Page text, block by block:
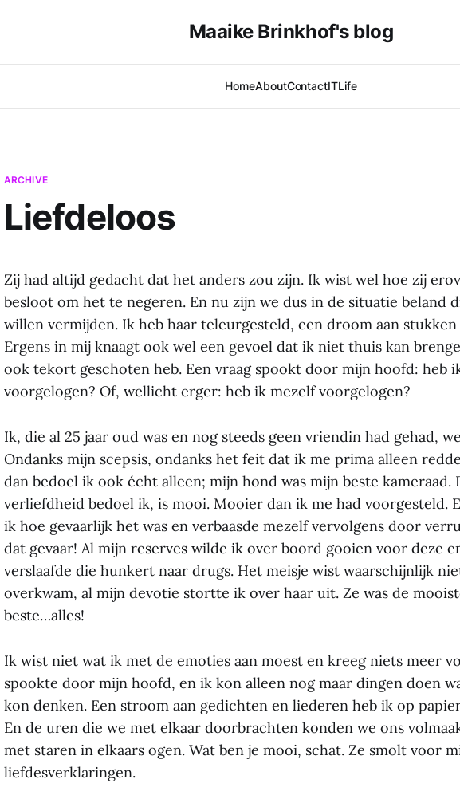
Maaike Brinkhof's blog
HomeAboutContactITLife
ARCHIVE
Liefdeloos
Zij had altijd gedacht dat het anders zou zijn. Ik wist wel hoe zij
besloot om het te negeren. En nu zijn we dus in de situatie beland
willen vermijden. Ik heb haar teleurgesteld, een droom aan
Ergens in mij knaagt ook wel een gevoel dat ik niet thuis kan
ook tekort geschoten heb. Een vraag spookt door mijn hoofd: heb
voorgelogen? Of, wellicht erger: heb ik mezelf voorgelogen?
Ik, die al 25 jaar oud was en nog steeds geen vriendin had gehad,
Ondanks mijn scepsis, ondanks het feit dat ik me prima alleen
dan bedoel ik ook écht alleen; mijn hond was mijn beste kameraad.
verliefdheid bedoel ik, is mooi. Mooier dan ik me had voorgesteld.
ik hoe gevaarlijk het was en verbaasde mezelf vervolgens door
dat gevaar! Al mijn reserves wilde ik over boord gooien voor deze
verslaafde die hunkert naar drugs. Het meisje wist waarschijnlijk
overkwam, al mijn devotie stortte ik over haar uit. Ze was de
beste…alles!
Ik wist niet wat ik met de emoties aan moest en kreeg niets meer
spookte door mijn hoofd, en ik kon alleen nog maar dingen doen
kon denken. Een stroom aan gedichten en liederen heb ik op
En de uren die we met elkaar doorbrachten konden we ons
met staren in elkaars ogen. Wat ben je mooi, schat. Ze smolt voor
liefdesverklaringen.